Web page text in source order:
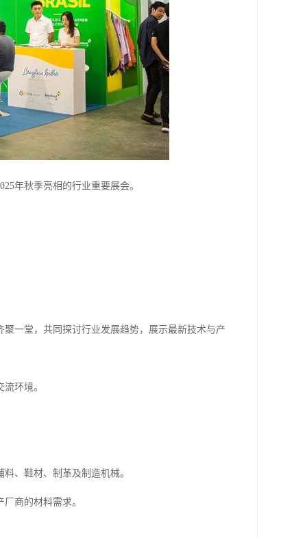
年秋季亮相的行业重要展会。
一堂，共同探讨行业发展趋势，展示最新技术与产
环境。
、鞋材、制革及制造机械。
商的材料需求。